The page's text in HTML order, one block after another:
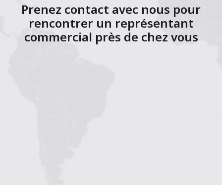
Prenez contact avec nous pour
rencontrer un représentant
commercial près de chez vous